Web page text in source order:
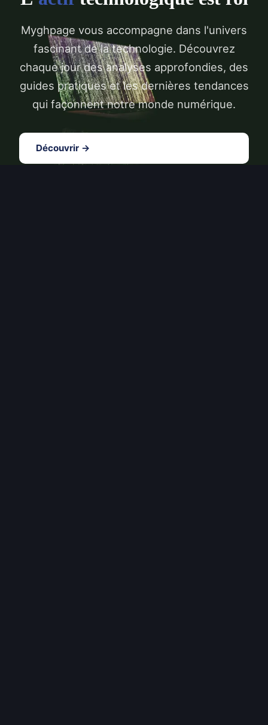
Myghpage vous accompagne dans l'univers
fascinant de la technologie. Découvrez
chaque jour des analyses approfondies, des
guides pratiques et les dernières tendances
qui façonnent notre monde numérique.
Découvrir →